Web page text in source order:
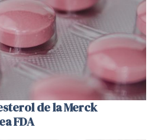
de la Merck
FDA